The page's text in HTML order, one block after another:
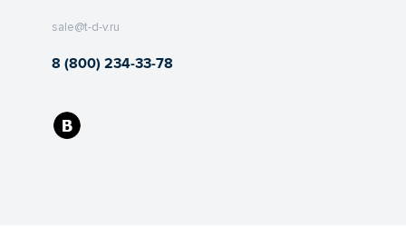
sale@t-d-v.ru
8 (800) 234-33-78